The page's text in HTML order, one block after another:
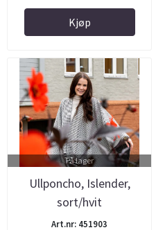
Kjøp
På lager
Ullponcho, Islender,
sort/hvit
Art.nr: 451903